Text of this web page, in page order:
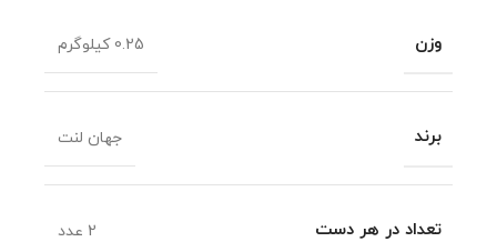
وزن 0.25 کیلوگرم
برند جهان لنت
تعداد در هر دست 2 عدد